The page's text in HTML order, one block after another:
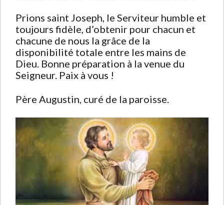
Prions saint Joseph, le Serviteur humble et
toujours fidèle, d’obtenir pour chacun et
chacune de nous la grâce de la
disponibilité totale entre les mains de
Dieu. Bonne préparation à la venue du
Seigneur. Paix à vous !
Père Augustin, curé de la paroisse.